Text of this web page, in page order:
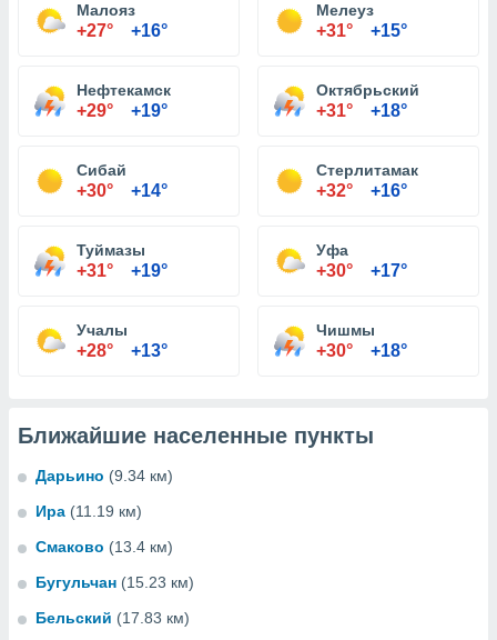
Малояз
+27° +16°
Мелеуз
+31° +15°
Нефтекамск
+29° +19°
Октябрьский
+31° +18°
Сибай
+30° +14°
Стерлитамак
+32° +16°
Туймазы
+31° +19°
Уфа
+30° +17°
Учалы
+28° +13°
Чишмы
+30° +18°
Ближайшие населенные пункты
Дарьино (9.34 км)
Ира (11.19 км)
Смаково (13.4 км)
Бугульчан (15.23 км)
Бельский (17.83 км)